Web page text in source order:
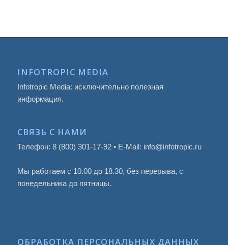
INFOTROPIC MEDIA
Infotropic Media: исключительно полезная
информация.
СВЯЗЬ С НАМИ
Телефон: 8 (800) 301-17-92 • E-Mail: info@infotropic.ru
Мы работаем с 10.00 до 18.30, без перерыва, с
понедельника до пятницы.
ОБРАБОТКА ПЕРСОНАЛЬНЫХ ДАННЫХ